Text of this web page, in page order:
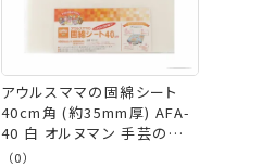
アウルスママの固綿シート
40cm角 (約35mm厚) AFA-
40 白 オルヌマン 手芸の山
久
（0）